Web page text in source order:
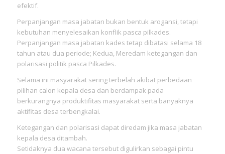
efektif.
Perpanjangan masa jabatan bukan bentuk arogansi, tetapi
kebutuhan menyelesaikan konflik pasca pilkades.
Perpanjangan masa jabatan kades tetap dibatasi selama 18
tahun atau dua periode; Kedua, Meredam ketegangan dan
polarisasi politik pasca Pilkades.
Selama ini masyarakat sering terbelah akibat perbedaan
pilihan calon kepala desa dan berdampak pada
berkurangnya produktifitas masyarakat serta banyaknya
aktifitas desa terbengkalai.
Ketegangan dan polarisasi dapat diredam jika masa jabatan
kepala desa ditambah.
Setidaknya dua wacana tersebut digulirkan sebagai pintu